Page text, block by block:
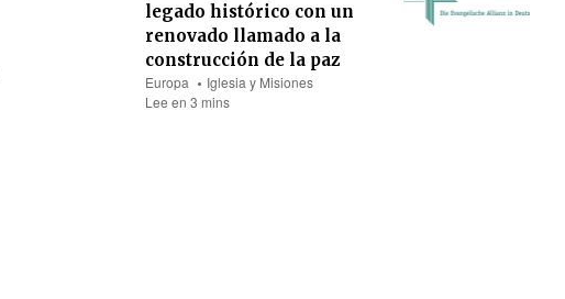
legado histórico con un
renovado llamado a la
construcción de la paz
Europa
Iglesia y Misiones
Lee en 3 mins